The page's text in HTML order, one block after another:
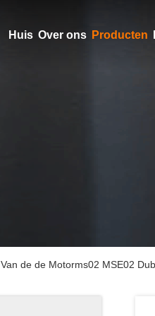
Huis Over ons Producten
Van de de Motorms02 MSE02